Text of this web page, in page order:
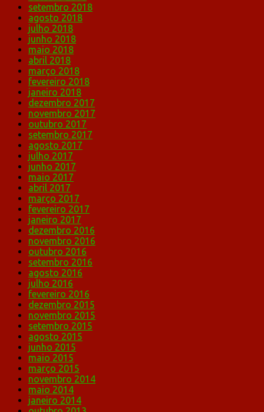
setembro 2018
agosto 2018
julho 2018
junho 2018
maio 2018
abril 2018
março 2018
fevereiro 2018
janeiro 2018
dezembro 2017
novembro 2017
outubro 2017
setembro 2017
agosto 2017
julho 2017
junho 2017
maio 2017
abril 2017
março 2017
fevereiro 2017
janeiro 2017
dezembro 2016
novembro 2016
outubro 2016
setembro 2016
agosto 2016
julho 2016
fevereiro 2016
dezembro 2015
novembro 2015
setembro 2015
agosto 2015
junho 2015
maio 2015
março 2015
novembro 2014
maio 2014
janeiro 2014